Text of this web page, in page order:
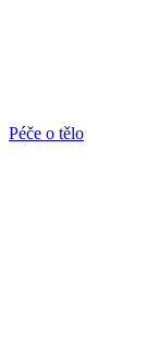
Péče o tělo